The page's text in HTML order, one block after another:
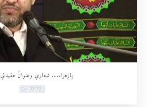
يازهراء... شعاري وعنوانُ عقيدتي 3
01:23:33